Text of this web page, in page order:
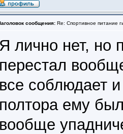
сообщения: Re: Спортивное питание
Я лично нет, но
перестал
все соблюдает
полтора ему
вообще